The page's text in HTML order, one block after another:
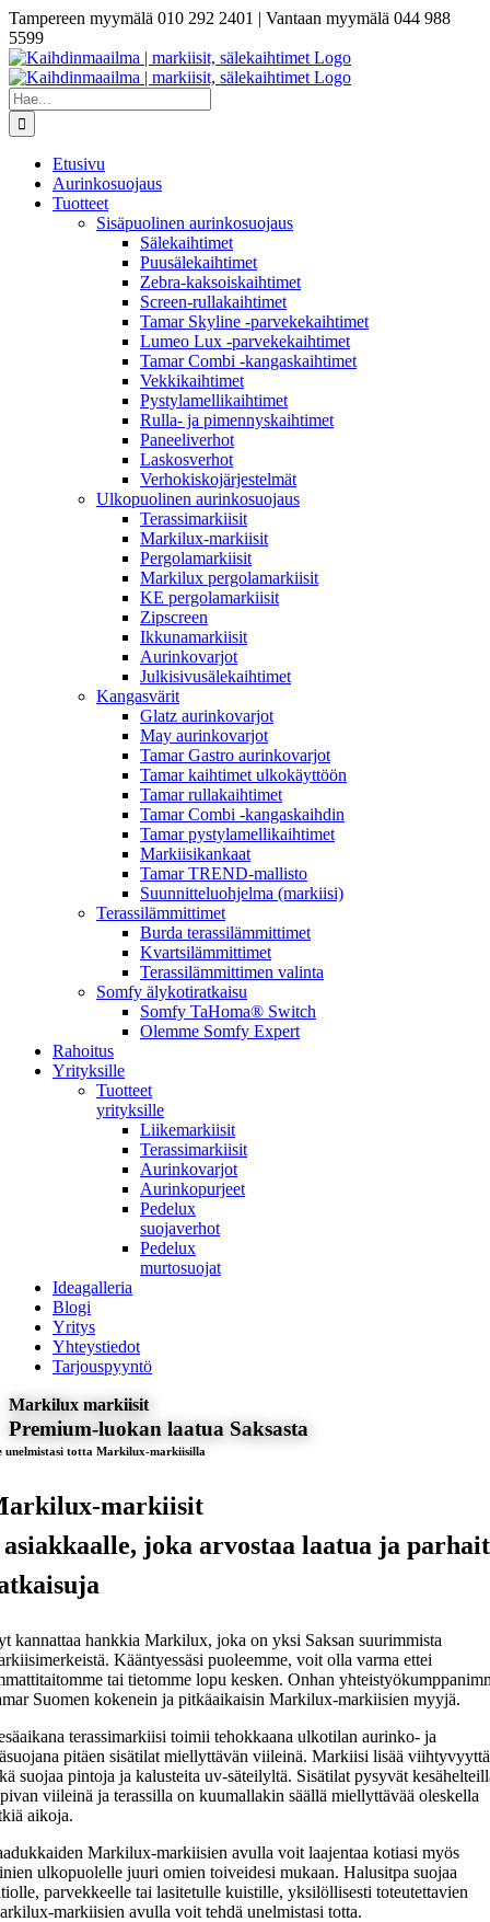
Skip
to
content
Tampereen myymälä 010 292 2401 | Vantaan myymälä 044 988
5599
Etsi
...
Etusivu
Aurinkosuojaus
Tuotteet
Sisäpuolinen aurinkosuojaus
Sälekaihtimet
Puusälekaihtimet
Zebra-kaksoiskaihtimet
Screen-rullakaihtimet
Tamar Skyline -parvekekaihtimet
Lumeo Lux -parvekekaihtimet
Tamar Combi -kangaskaihtimet
Vekkikaihtimet
Pystylamellikaihtimet
Rulla- ja pimennyskaihtimet
Paneeliverhot
Laskosverhot
Verhokiskojärjestelmät
Ulkopuolinen aurinkosuojaus
Terassimarkiisit
Markilux-markiisit
Pergolamarkiisit
Markilux pergolamarkiisit
KE pergolamarkiisit
Zipscreen
Ikkunamarkiisit
Aurinkovarjot
Julkisivusälekaihtimet
Kangasvärit
Glatz aurinkovarjot
May aurinkovarjot
Tamar Gastro aurinkovarjot
Tamar kaihtimet ulkokäyttöön
Tamar rullakaihtimet
Tamar Combi -kangaskaihdin
Tamar pystylamellikaihtimet
Markiisikankaat
Tamar TREND-mallisto
Suunnitteluohjelma (markiisi)
Terassilämmittimet
Burda terassilämmittimet
Kvartsilämmittimet
Terassilämmittimen valinta
Somfy älykotiratkaisu
Somfy TaHoma® Switch
Olemme Somfy Expert
Rahoitus
Yrityksille
Tuotteet
yrityksille
Liikemarkiisit
Terassimarkiisit
Aurinkovarjot
Aurinkopurjeet
Pedelux
suojaverhot
Pedelux
murtosuojat
Ideagalleria
Blogi
Yritys
Yhteystiedot
Tarjouspyyntö
Markilux markiisit
Premium-luokan laatua Saksasta
unelmistasi totta Markilux-markiisilla
markiisit
asiakkaalle, joka arvostaa laatua ja
kannattaa hankkia Markilux, joka on yksi Saksan suurimmista
Kääntyessäsi puoleemme, voit olla varma ettei
tai tietomme lopu kesken. Onhan
Suomen kokenein ja pitkäaikaisin Markilux-markiisien myyjä.
terassimarkiisi toimii tehokkaana ulkotilan aurinko- ja
pitäen sisätilat miellyttävän viileinä. Markiisi lisää viihtyvyyttä
suojaa pintoja ja kalusteita uv-säteilyltä. Sisätilat pysyvät
viileinä ja terassilla on kuumallakin säällä miellyttävää oleskella
aikoja.
Markilux-markiisien avulla voit laajentaa kotiasi myös
ulkopuolelle juuri omien toiveidesi mukaan. Halusitpa suojaa
parvekkeelle tai lasitetulle kuistille, yksilöllisesti toteutettavien
markiisien avulla voit tehdä unelmistasi totta.